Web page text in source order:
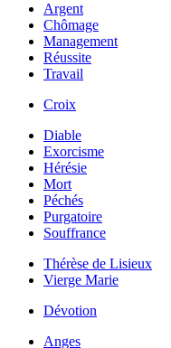
Argent
Chômage
Management
Réussite
Travail
Croix
Diable
Exorcisme
Hérésie
Mort
Péchés
Purgatoire
Souffrance
Thérèse de Lisieux
Vierge Marie
Dévotion
Anges